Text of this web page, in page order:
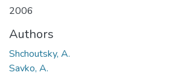
2006
Authors
Shchoutsky, A.
Savko, A.